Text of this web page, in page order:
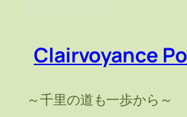
Clairvoyance
～千里の道も一歩から～